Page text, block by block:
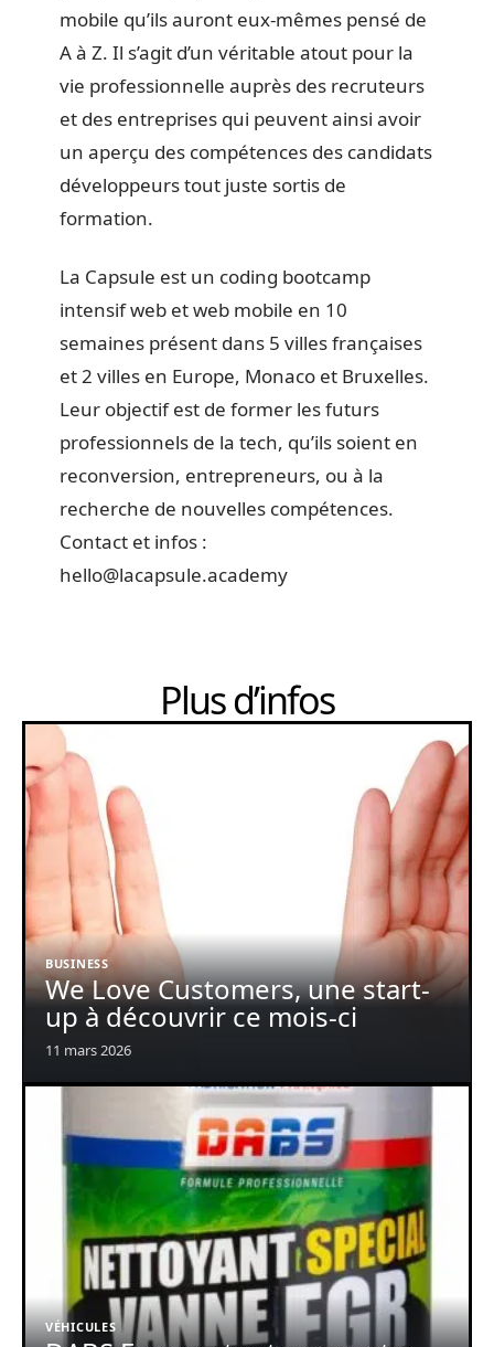
mobile qu’ils auront eux-mêmes pensé de
A à Z. Il s’agit d’un véritable atout pour la
vie professionnelle auprès des recruteurs
et des entreprises qui peuvent ainsi avoir
un aperçu des compétences des candidats
développeurs tout juste sortis de
formation.
La Capsule est un coding bootcamp
intensif web et web mobile en 10
semaines présent dans 5 villes françaises
et 2 villes en Europe, Monaco et Bruxelles.
Leur objectif est de former les futurs
professionnels de la tech, qu’ils soient en
reconversion, entrepreneurs, ou à la
recherche de nouvelles compétences.
Contact et infos :
hello@lacapsule.academy
Plus d’infos
BUSINESS
We Love Customers, une start-
up à découvrir ce mois-ci
11 mars 2026
VÉHICULES